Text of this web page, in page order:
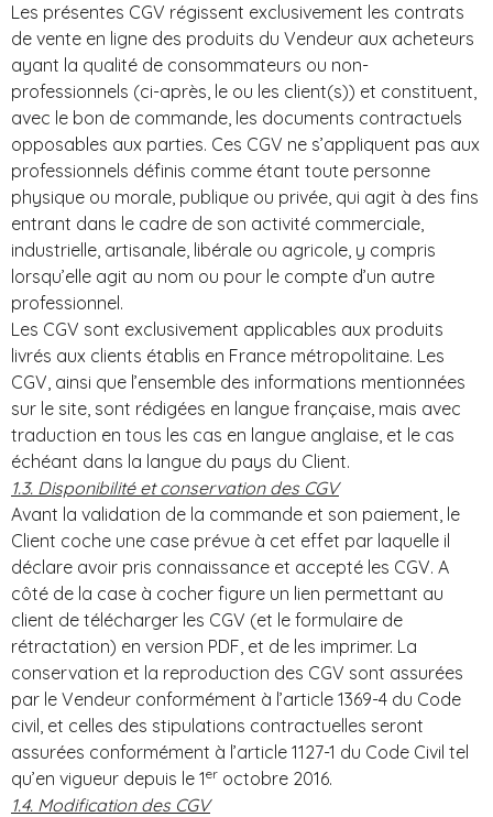
Les présentes CGV régissent exclusivement les contrats
de vente en ligne des produits du Vendeur aux acheteurs
ayant la qualité de consommateurs ou non-
professionnels (ci-après, le ou les client(s)) et constituent,
avec le bon de commande, les documents contractuels
opposables aux parties. Ces CGV ne s’appliquent pas aux
professionnels définis comme étant toute personne
physique ou morale, publique ou privée, qui agit à des fins
entrant dans le cadre de son activité commerciale,
industrielle, artisanale, libérale ou agricole, y compris
lorsqu’elle agit au nom ou pour le compte d’un autre
professionnel.
Les CGV sont exclusivement applicables aux produits
livrés aux clients établis en France métropolitaine. Les
CGV, ainsi que l’ensemble des informations mentionnées
sur le site, sont rédigées en langue française, mais avec
traduction en tous les cas en langue anglaise, et le cas
échéant dans la langue du pays du Client.
1.3. Disponibilité et conservation des CGV
Avant la validation de la commande et son paiement, le
Client coche une case prévue à cet effet par laquelle il
déclare avoir pris connaissance et accepté les CGV. A
côté de la case à cocher figure un lien permettant au
client de télécharger les CGV (et le formulaire de
rétractation) en version PDF, et de les imprimer. La
conservation et la reproduction des CGV sont assurées
par le Vendeur conformément à l’article 1369-4 du Code
civil, et celles des stipulations contractuelles seront
assurées conformément à l’article 1127-1 du Code Civil tel
qu’en vigueur depuis le 1er octobre 2016.
1.4. Modification des CGV